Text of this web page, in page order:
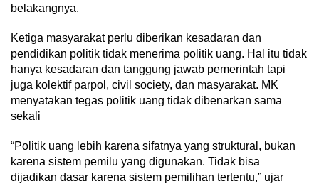
belakangnya.
Ketiga masyarakat perlu diberikan kesadaran dan
pendidikan politik tidak menerima politik uang. Hal itu tidak
hanya kesadaran dan tanggung jawab pemerintah tapi
juga kolektif parpol, civil society, dan masyarakat. MK
menyatakan tegas politik uang tidak dibenarkan sama
sekali
“Politik uang lebih karena sifatnya yang struktural, bukan
karena sistem pemilu yang digunakan. Tidak bisa
dijadikan dasar karena sistem pemilihan tertentu,” ujar